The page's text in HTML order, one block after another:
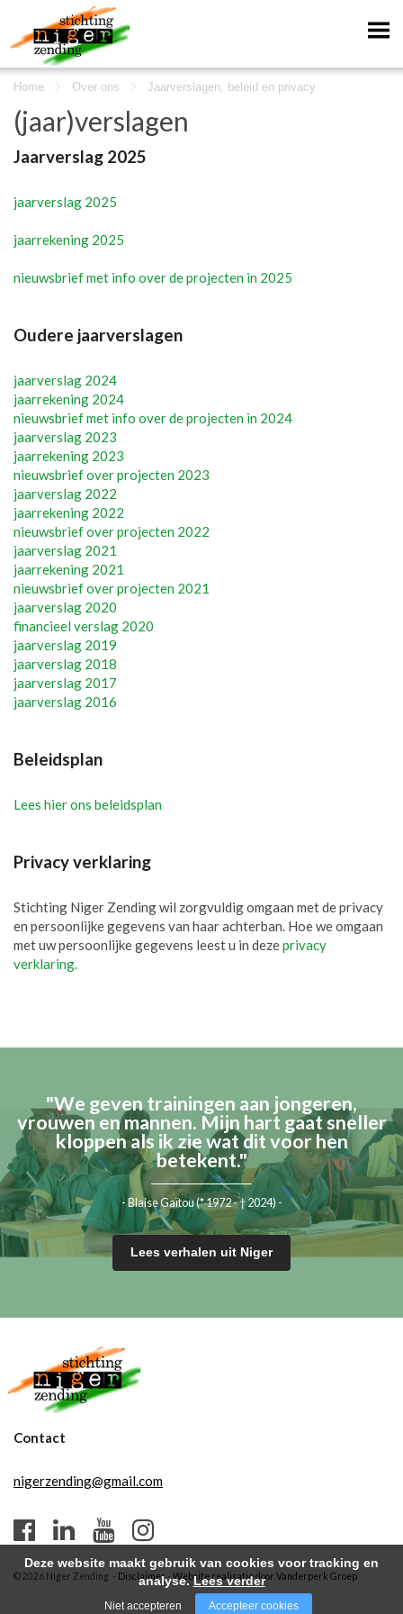
Home Over ons Jaarverslagen, beleid en privacy
(jaar)verslagen
Jaarverslag 2025
jaarverslag 2025
jaarrekening 2025
nieuwsbrief met info over de projecten in 2025
Oudere jaarverslagen
jaarverslag 2024
jaarrekening 2024
nieuwsbrief met info over de projecten in 2024
jaarverslag 2023
jaarrekening 2023
nieuwsbrief over projecten 2023
jaarverslag 2022
jaarrekening 2022
nieuwsbrief over projecten 2022
jaarverslag 2021
jaarrekening 2021
nieuwsbrief over projecten 2021
jaarverslag 2020
financieel verslag 2020
jaarverslag 2019
jaarverslag 2018
jaarverslag 2017
jaarverslag 2016
Beleidsplan
Lees hier ons beleidsplan
Privacy verklaring
Stichting Niger Zending wil zorgvuldig omgaan met de privacy
en persoonlijke gegevens van haar achterban. Hoe we omgaan
met uw persoonlijke gegevens leest u in dezeprivacy
verklaring.
"We geven trainingen aan jongeren,
vrouwen en mannen. Mijn hart gaat sneller
kloppen als ik zie wat dit voor hen
betekent."
- Blaise Gaïtou (* 1972 - † 2024) -
Lees verhalen uit Niger
Contact
nigerzending@gmail.com
© 2026 Niger Zending - Disclaimer - Website realisatie door Vanderperk Groep
Deze website maakt gebruik van cookies voor tracking en
analyse.Lees verder
Niet accepteren Accepteer cookies